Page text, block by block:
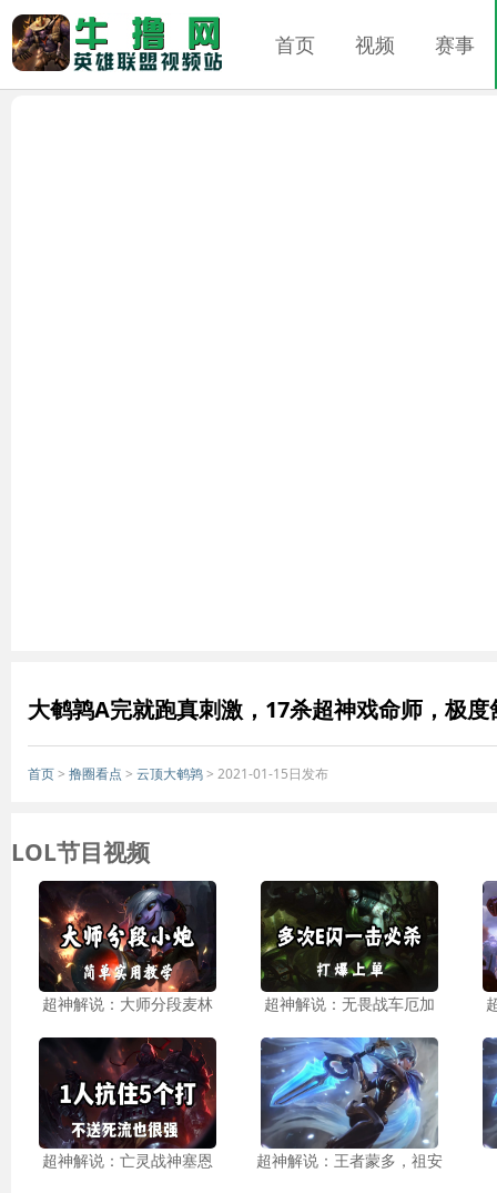
首页 视频 赛事
大鹌鹑A完就跑真刺激，17杀超神戏命师，极
首页> 撸圈看点 > 云顶大鹌鹑> 2021-01-15日发布
LOL节目视频
超神解说：大师分段麦林 超神解说：无畏战车厄加
超神解说：亡灵战神塞恩 超神解说：王者蒙多，祖安